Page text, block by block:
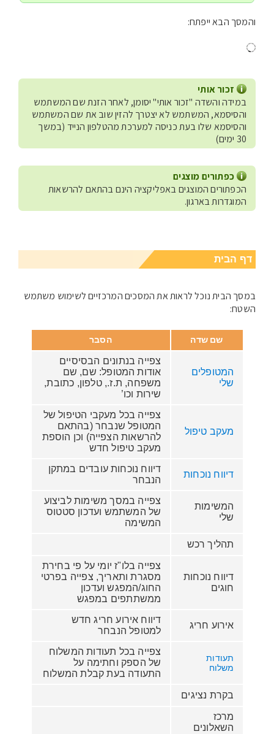
והמסך הבא ייפתח:
זכור אותי
במידה והשדה "זכור אותי" יסומן, לאחר הזנת שם המשתמש
והסיסמא, המשתמש לא יצטרך להזין שוב את שם המשתמש
והסיסמא שלו בעת כניסה למערכת מהטלפון הנייד (במשך
30 ימים)
כפתורים מוצגים
הכפתורים המוצגים באפליקציה הינם בהתאם להרשאות
המוגדרות בארגון.
דף הבית
במסך הבית נוכל לראות את המסכים המרכזיים לשימוש משתמש
השטח:
שם שדה הסבר
המטופלים
שלי
צפייה בנתונים הבסיסיים
אודות המטופל: שם, שם
משפחה, ת.ז., טלפון, כתובת,
שירות וכו’
מעקב טיפול
צפייה בכל מעקבי הטיפול של
המטופל שנבחר (בהתאם
להרשאות הצפייה) וכן הוספת
מעקב טיפול חדש
דיווח נוכחות
דיווח נוכחות עובדים במתקן
הנבחר
המשימות
שלי
צפייה במסך משימות לביצוע
של המשתמש ועדכון סטטוס
המשימה
תהליך רכש
דיווח נוכחות
חוגים
צפייה בלו"ז יומי על פי בחירת
מסגרת ותאריך, צפייה בפרטי
החוג/המפגש ועדכון
ממשתתפים במפגש
אירוע חריג
דיווח אירוע חריג חדש
למטופל הנבחר
תעודות
משלוח
צפייה בכל תעודות המשלוח
של הספק וחתימה על
התעודה בעת קבלת המשלוח
בקרת נציגים
מרכז
השאלונים